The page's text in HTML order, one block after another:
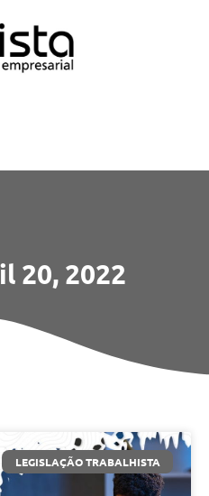
20, 2022
LEGISLAÇÃO TRABALHISTA